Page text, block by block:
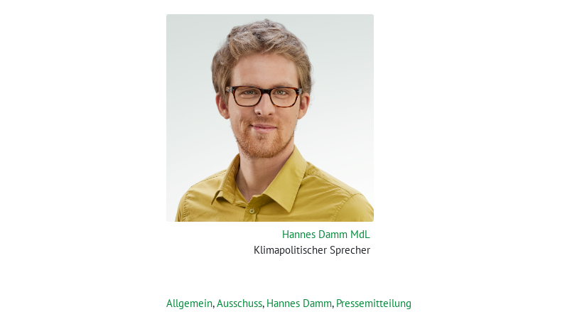
Hannes Damm MdL
Klimapolitischer Sprecher
Allgemein,Ausschuss, Hannes Damm, Pressemitteilung